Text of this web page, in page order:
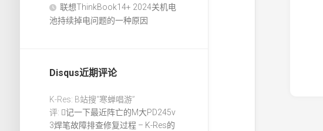
联想ThinkBook14+ 2024关机电
池持续掉电问题的一种原因
Disqus近期评论
K-Res: B站搜“寒蝉唱游”
评:
记一下最近阵亡的M大PD245v
3焊笔故障排查修复过程 – K-Res的